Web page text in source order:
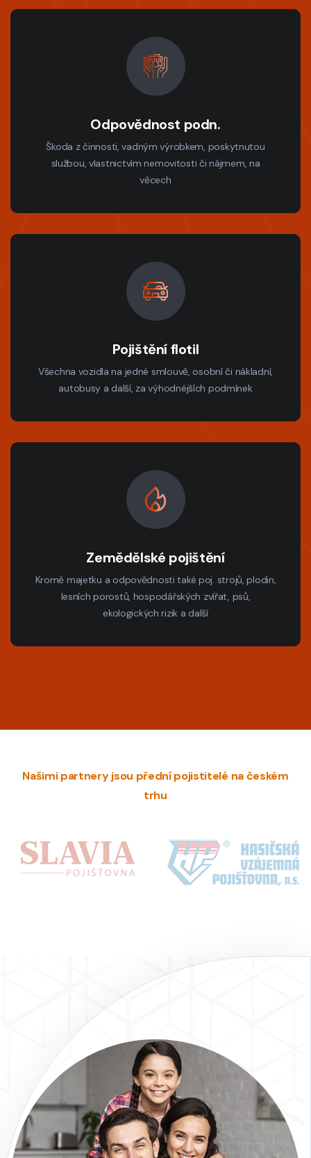
Odpovědnost podn.
Škoda z činnosti, vadným výrobkem, poskytnutou
službou, vlastnictvím nemovitosti či nájmem, na
věcech
Pojištění flotil
Všechna vozidla na jedné smlouvě, osobní či nákladní,
autobusy a další, za výhodnéjších podmínek
Zemědělské pojištění
Kromě majetku a odpovědnosti také poj. strojů, plodin,
lesních porostů, hospodářských zvířat, psů,
ekologických rizik a další
Našimi partnery jsou přední pojistitelé na českém
trhu